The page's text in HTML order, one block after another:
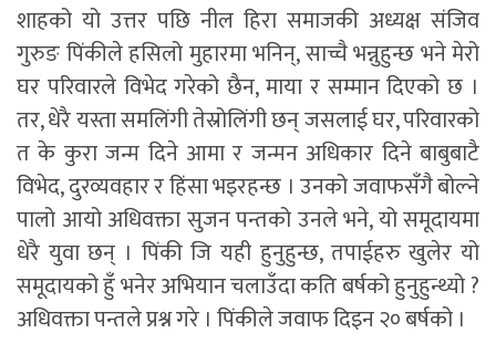
शाहको यो उत्तर पछि नील हिरा समाजकी अध्यक्ष संजिव
गुरुङ पिंकीले हसिलो मुहारमा भनिन्, साच्चै भन्नुहुन्छ भने मेरो
घर परिवारले विभेद गरेको छैन, माया र सम्मान दिएको छ ।
तर, धेरै यस्ता समलिंगी तेस्रोलिंगी छन् जसलाई घर, परिवारको
त के कुरा जन्म दिने आमा र जन्मन अधिकार दिने बाबुबाटै
विभेद, दुरव्यवहार र हिंसा भइरहन्छ । उनको जवाफसँगै बोल्ने
पालो आयो अधिवक्ता सुजन पन्तको उनले भने, यो समूदायमा
धेरै युवा छन् । पिंकी जि यही हुनुहुन्छ, तपाईहरु खुलेर यो
समूदायको हुँ भनेर अभियान चलाउँदा कति बर्षको हुनुहुन्थ्यो ?
अधिवक्ता पन्तले प्रश्न गरे । पिंकीले जवाफ दिइन २० बर्षको ।